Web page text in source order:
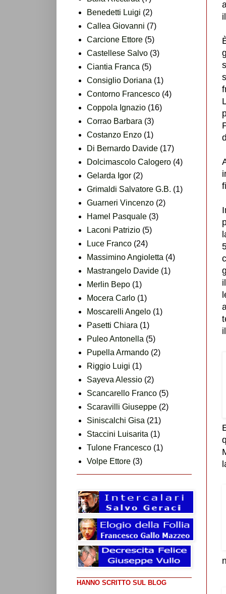
Benedetti Luigi (2)
Callea Giovanni (7)
Carcione Ettore (5)
Castellese Salvo (3)
Ciantia Franca (5)
Consiglio Doriana (1)
Contorno Francesco (4)
Coppola Ignazio (16)
Corrao Barbara (3)
Costanzo Enzo (1)
Di Bernardo Davide (17)
Dolcimascolo Calogero (4)
Gelarda Igor (2)
Grimaldi Salvatore G.B. (1)
Guarneri Vincenzo (2)
Hamel Pasquale (3)
Laconi Patrizio (5)
Luce Franco (24)
Massimino Angioletta (4)
Mastrangelo Davide (1)
Merlin Bepo (1)
Mocera Carlo (1)
Moscarelli Angelo (1)
Pasetti Chiara (1)
Puleo Antonella (5)
Pupella Armando (2)
Riggio Luigi (1)
Sayeva Alessio (2)
Scancarello Franco (5)
Scaravilli Giuseppe (2)
Siniscalchi Gisa (21)
Staccini Luisarita (1)
Tulone Francesco (1)
Volpe Ettore (3)
HANNO SCRITTO SUL BLOG